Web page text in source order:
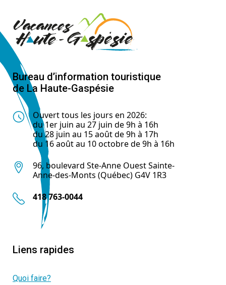
Bureau d’information touristique
de La Haute-Gaspésie
Ouvert tous les jours en 2026:
du 1er juin au 27 juin de 9h à 16h
du 28 juin au 15 août de 9h à 17h
du 16 août au 10 octobre de 9h à 16h
96, boulevard Ste-Anne Ouest Sainte-
Anne-des-Monts (Québec) G4V 1R3
418 763-0044
Liens rapides
Quoi faire?